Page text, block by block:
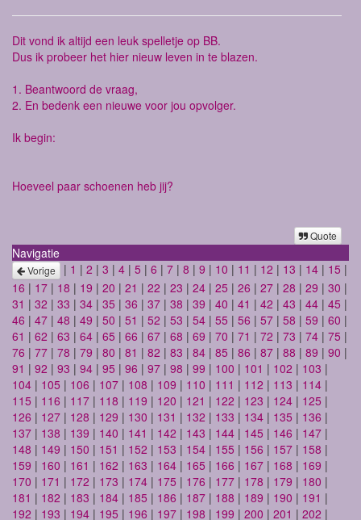
Dit vond ik altijd een leuk spelletje op BB.
Dus ik probeer het hier nieuw leven in te blazen.
1. Beantwoord de vraag,
2. En bedenk een nieuwe voor jou opvolger.
Ik begin:
Hoeveel paar schoenen heb jij?
Quote
Navigatie
Vorige | 1 | 2 | 3 | 4 | 5 | 6 | 7 | 8 | 9 | 10 | 11 | 12 | 13 | 14 | 15 |
16 | 17 | 18 | 19 | 20 | 21 | 22 | 23 | 24 | 25 | 26 | 27 | 28 | 29 | 30 |
31 | 32 | 33 | 34 | 35 | 36 | 37 | 38 | 39 | 40 | 41 | 42 | 43 | 44 | 45 |
46 | 47 | 48 | 49 | 50 | 51 | 52 | 53 | 54 | 55 | 56 | 57 | 58 | 59 | 60 |
61 | 62 | 63 | 64 | 65 | 66 | 67 | 68 | 69 | 70 | 71 | 72 | 73 | 74 | 75 |
76 | 77 | 78 | 79 | 80 | 81 | 82 | 83 | 84 | 85 | 86 | 87 | 88 | 89 | 90 |
91 | 92 | 93 | 94 | 95 | 96 | 97 | 98 | 99 | 100 | 101 | 102 | 103 |
104 | 105 | 106 | 107 | 108 | 109 | 110 | 111 | 112 | 113 | 114 |
115 | 116 | 117 | 118 | 119 | 120 | 121 | 122 | 123 | 124 | 125 |
126 | 127 | 128 | 129 | 130 | 131 | 132 | 133 | 134 | 135 | 136 |
137 | 138 | 139 | 140 | 141 | 142 | 143 | 144 | 145 | 146 | 147 |
148 | 149 | 150 | 151 | 152 | 153 | 154 | 155 | 156 | 157 | 158 |
159 | 160 | 161 | 162 | 163 | 164 | 165 | 166 | 167 | 168 | 169 |
170 | 171 | 172 | 173 | 174 | 175 | 176 | 177 | 178 | 179 | 180 |
181 | 182 | 183 | 184 | 185 | 186 | 187 | 188 | 189 | 190 | 191 |
192 | 193 | 194 | 195 | 196 | 197 | 198 | 199 | 200 | 201 | 202 |